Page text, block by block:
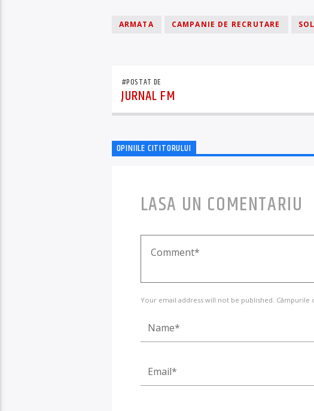
ARMATA CAMPANIE DE RECRUTARE
#POSTAT DE
JURNAL FM
OPINIILE CITITORULUI
LASA UN COMENTARIU
Your email address will not be published.